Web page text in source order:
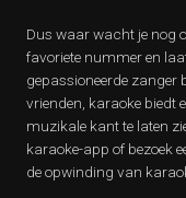
Dus waar wacht je nog
favoriete nummer en
gepassioneerde zanger
vrienden, karaoke biedt
muzikale kant te laten
karaoke-app of bezoek
de opwinding van